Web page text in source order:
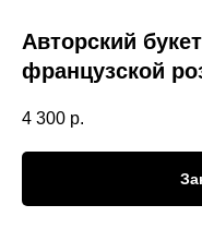
Авторский
французской
4 300 р.